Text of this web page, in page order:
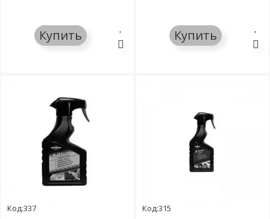
Купить Купить
Код:337 Код:315